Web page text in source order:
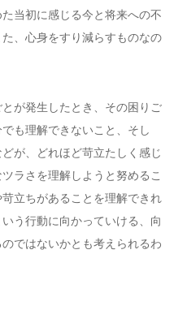
当初に感じる今と将来への不
、心身をすり減らすものなの
が発生したとき、その困りご
も理解できないこと、そし
が、どれほど苛立たしく感じ
ラさを理解しようと努めるこ
立ちがあることを理解できれ
う行動に向かっていける、向
ではないかとも考えられるわ